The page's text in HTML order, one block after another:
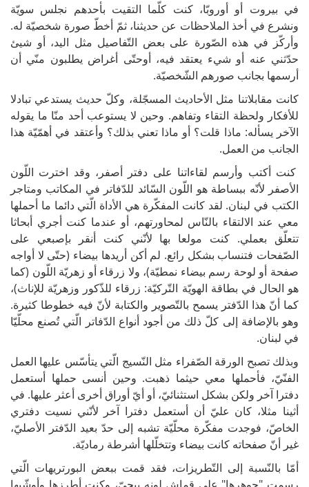
في بيروت أو أوروبّا، كنت كلّما التقيت بأحدهم نجلس سويّة
ونشرع في أخذ الملاحظات عن حديثنا، ثمّ أخطّ صورة شخصيّة له.
وأركّز في هذه الصّورة على بعض التّفاصيل مثل اليد، أو شيئ
حدّثني عنه أو شيء يعتقد فيه، أوحتّى أغراض يطلبون منّي أن
أرسمها بجانب صورهم الشّخصيّة.
كانت مقابلاتنا مثل الأحاديث المسجّلة، وكلّ حديث يستدعي تبادلا
للأفكار ولحظة التقاء وتفاهم. وحين لا يستوعب أحد منّا ما يقوله
الآخر يسأله: ماذا قلت؟ أو ماذا تعني بذلك؟ وأعتقد في أهمّيّة هذا
الجانب من العمل.
كنت أكتب وأرسم لقاءاتنا على دفتر أصفر، وقد اخترت اللّون
الأصفر لأنّه ببساطة هو اللّون السّائد للدّفاتر في المكاتب ومتاجر
الكتب في لبنان. لقد كانت المفكّرة هي الأداة الّتي دائما ما أحملها
معي عند الالتقاء بالنّاس لمحاورتهم، أو عندما كنت أجري أبحاثا
تتعلّق بعملي. كنت مولعا بها لأنّني كنت أنقر بإصبعي على
الصّفحات فتنساب بشكل رائع. لم أكن أريدها بيضاء (حتّى لا أواجه
صفحة أو لوحة رسم بيضاء نمطيّة)، ولا زرقاء أو زهريّة اللّون (كما
هو الحال في بطاقة الهويّة التّركيّة: زرقاء للذّكور وزهريّة للإناث)،
كما أنّ هذا الدّفتر يسمح بالتّصوير والكتابة لأنّ فيه خطوطا كثيرة.
وهو بالإضافة إلى كلّ ذلك من أجود أنواع الدّفاتر الّتي تُصنع محلّيّا
في لبنان.
وبذلك تصبح الورقة الصّفراء مثل النّسيج الّتي يتأسّس عليها العمل
الفنّيّ، فأحملها معي حيثما ذهبت. وحين أنسى حملها أستعمل
دفترا آخر ولكن بشكل استثنائيّ، أو أيّ أوراق أخرى أعثر عليها. في
أثينا مثلا، كان عليّ أن أستعمل دفترا آخر لأنّني نسيت دفتري
الخاصّ، فوجدت مفكّرة محلّيّة تشبه إلى حدّ بعيد الدّفتر الأصليّ،
غير أنّ صفحاته كانت بيضاء وتتخلّلها أشرطة رماديّة.
أمّا بالنّسبة إلى التّطريزات، فقد قمت ببعض البورتريهات الّتي